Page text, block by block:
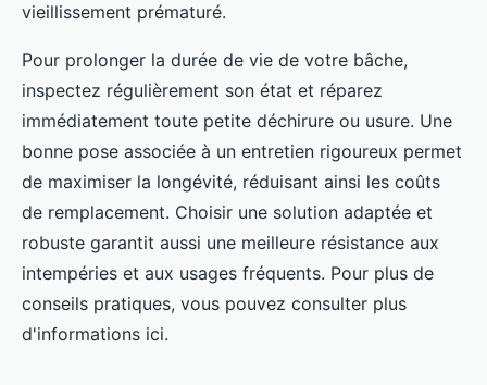
vieillissement prématuré.
Pour prolonger la durée de vie de votre bâche,
inspectez régulièrement son état et réparez
immédiatement toute petite déchirure ou usure. Une
bonne pose associée à un entretien rigoureux permet
de maximiser la longévité, réduisant ainsi les coûts
de remplacement. Choisir une solution adaptée et
robuste garantit aussi une meilleure résistance aux
intempéries et aux usages fréquents. Pour plus de
conseils pratiques, vous pouvez consulter plus
d'informations ici.